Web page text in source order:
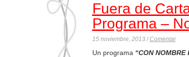
Fuera de
Programa –
15 noviembre, 2013 /Comentar
Un programa “CON NOMBRE